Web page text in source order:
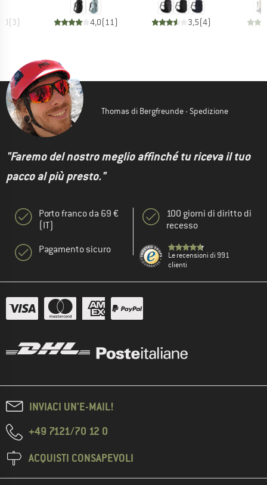
(3) 4,0(11) 3,5(4)
Thomas di Bergfreunde - Spedizione
"Faremo del nostro meglio affinché tu riceva il tuo
pacco al più presto."
Porto franco da 69 €
(IT)
Pagamento sicuro
100 giorni di diritto di
recesso
Le recensioni di 991
clienti
INVIACI UN'E-MAIL!
+49 7121/70 12 0
ACQUISTI CONSAPEVOLI